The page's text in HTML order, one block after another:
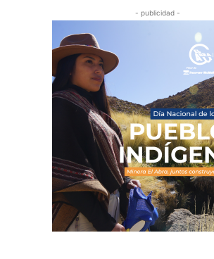
- publicidad -